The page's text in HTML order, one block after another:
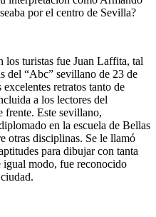
por el centro de Sevilla?
los turistas fue Juan Laffita, tal
del “Abc” sevillano de 23 de
retratos tanto de
a los lectores del
Este sevillano,
en la escuela de Bellas
otras disciplinas. Se le llamó
para dibujar con tanta
modo, fue reconocido